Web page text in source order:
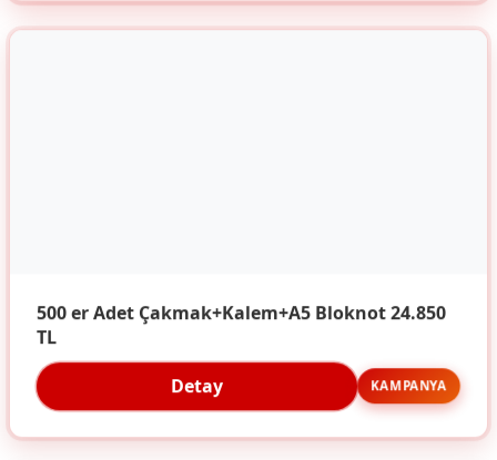
500 er Adet Çakmak+Kalem+A5 Bloknot 24.850
TL
Detay KAMPANYA